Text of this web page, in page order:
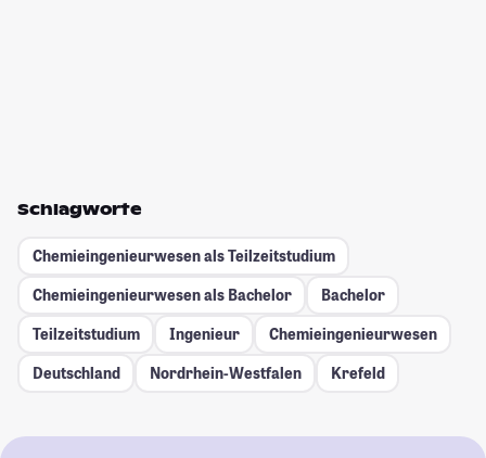
Schlagworte
Chemieingenieurwesen als Teilzeitstudium
Chemieingenieurwesen als Bachelor
Bachelor
Teilzeitstudium
Ingenieur
Chemieingenieurwesen
Deutschland
Nordrhein-Westfalen Krefeld